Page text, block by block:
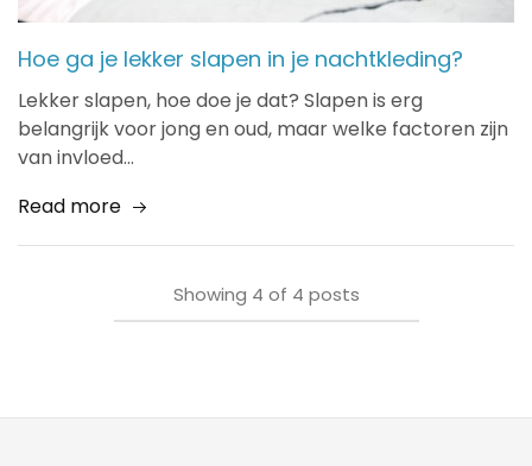
Hoe ga je lekker slapen in je nachtkleding?
Lekker slapen, hoe doe je dat? Slapen is erg
belangrijk voor jong en oud, maar welke factoren zijn
van invloed…
Read more
Showing 4 of 4 posts